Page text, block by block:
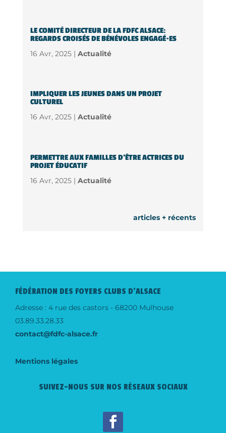
LE COMITÉ DIRECTEUR DE LA FDFC ALSACE:
REGARDS CROISÉS DE BÉNÉVOLES ENGAGÉ·ES
16 Avr, 2025 | Actualité
IMPLIQUER LES JEUNES DANS UN PROJET
CULTUREL
16 Avr, 2025 | Actualité
PERMETTRE AUX FAMILLES D’ÊTRE ACTRICES DU
PROJET ÉDUCATIF
16 Avr, 2025 | Actualité
articles + récents
FÉDÉRATION DES FOYERS CLUBS D'ALSACE
Adresse : 4 rue des castors - 68200 Mulhouse
03.89.33.28.33
contact@fdfc-alsace.fr
Mentions légales
SUIVEZ-NOUS SUR NOS RÉSEAUX SOCIAUX